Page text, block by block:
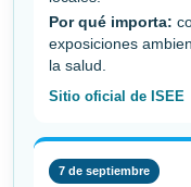
Por qué importa:
exposiciones
la salud.
Sitio oficial de ISEE
7 de septiembre